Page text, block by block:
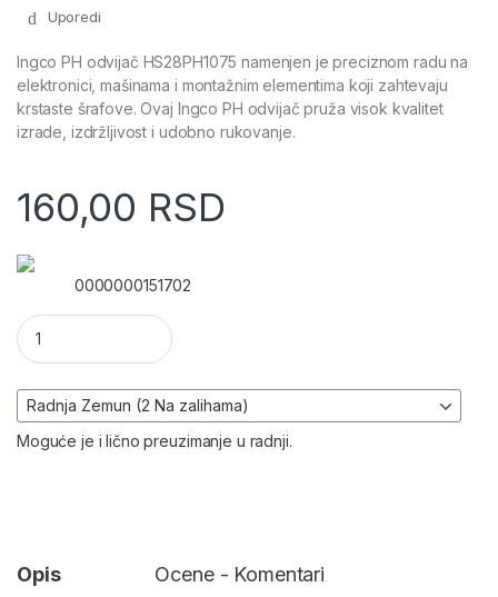
Uporedi
Ingco PH odvijač HS28PH1075 namenjen je preciznom radu na
elektronici, mašinama i montažnim elementima koji zahtevaju
krstaste šrafove. Ovaj Ingco PH odvijač pruža visok kvalitet
izrade, izdržljivost i udobno rukovanje.
160,00 RSD
0000000151702
Ingco PH odvijač HS28PH1075 – 75 mm, Industrial količina
Moguće je i lično preuzimanje u radnji.
Opis Ocene - Komentari